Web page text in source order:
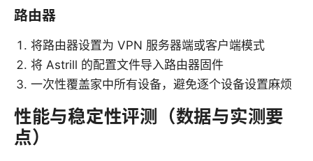
路由器
将路由器设置为 VPN 服务器端或客户端模式
将 Astrill 的配置文件导入路由器固件
一次性覆盖家中所有设备，避免逐个设备设置麻烦
性能与稳定性评测（数据与实测要
点）